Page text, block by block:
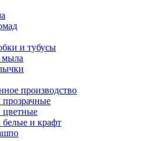
и тубусы
мыла
производство
цветные
и крафт